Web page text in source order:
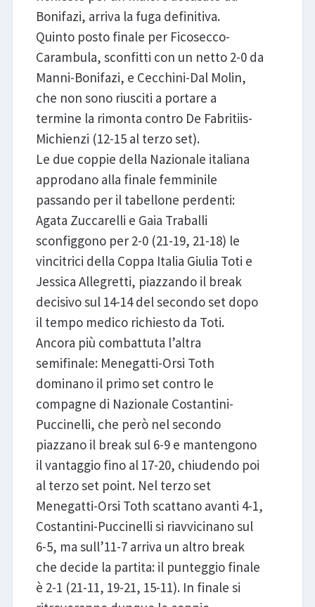
Bonifazi, arriva la fuga definitiva.
Quinto posto finale per Ficosecco-
Carambula, sconfitti con un netto 2-0 da
Manni-Bonifazi, e Cecchini-Dal Molin,
che non sono riusciti a portare a
termine la rimonta contro De Fabritiis-
Michienzi (12-15 al terzo set).
Le due coppie della Nazionale italiana
approdano alla finale femminile
passando per il tabellone perdenti:
Agata Zuccarelli e Gaia Traballi
sconfiggono per 2-0 (21-19, 21-18) le
vincitrici della Coppa Italia Giulia Toti e
Jessica Allegretti, piazzando il break
decisivo sul 14-14 del secondo set dopo
il tempo medico richiesto da Toti.
Ancora più combattuta l’altra
semifinale: Menegatti-Orsi Toth
dominano il primo set contro le
compagne di Nazionale Costantini-
Puccinelli, che però nel secondo
piazzano il break sul 6-9 e mantengono
il vantaggio fino al 17-20, chiudendo poi
al terzo set point. Nel terzo set
Menegatti-Orsi Toth scattano avanti 4-1,
Costantini-Puccinelli si riavvicinano sul
6-5, ma sull’11-7 arriva un altro break
che decide la partita: il punteggio finale
è 2-1 (21-11, 19-21, 15-11). In finale si